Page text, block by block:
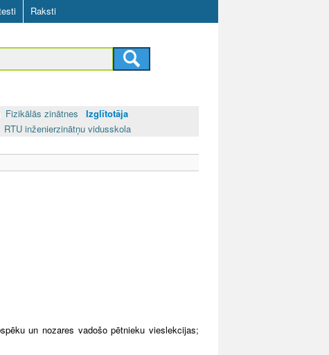
Raksti
Fizikālās zinātnes
Izglītotāja
RTU inženierzinātņu vidusskola
un nozares vadošo pētnieku vieslekcijas;